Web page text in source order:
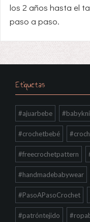
los 2 años hasta el
paso a paso.
Etiquetas
#ajuarbebe
#crochetbebé
#freecrochetpattern
#handmadebabywear
#PasoAPasoCrochet
#patróntejido